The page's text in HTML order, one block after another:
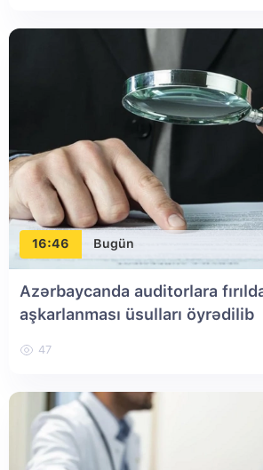
16:46 Bugün
Azərbaycanda auditorlara
aşkarlanması üsulları öyrədilib
47